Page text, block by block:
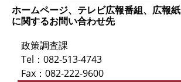
ホームページ、テレビ広報番組、広報紙
に関するお問い合わせ先
政策調査課
Tel：082-513-4743
Fax：082-222-9600